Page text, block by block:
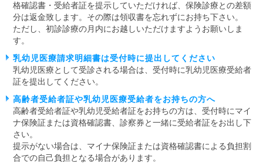
格確認書・受給者証を提示していただければ、保険診療との差額
分は返金致します。その際は領収書を忘れずにお持ち下さい。
ただし、初診診療の月内にお越しいただけますようお願いしま
す。
乳幼児医療請求明細書は受付時に提出してください
乳幼児医療として受診される場合は、受付時に乳幼児医療受給者
証を提出してください。
高齢者受給者証や乳幼児医療受給者をお持ちの方へ
高齢者受給者証や乳幼児受給者証をお持ちの方は、受付時にマイ
ナ保険証または資格確認書、診察券と一緒に受給者証をお出し下
さい。
提示がない場合は、マイナ保険証または資格確認書による負担割
合での自己負担となる場合があります。